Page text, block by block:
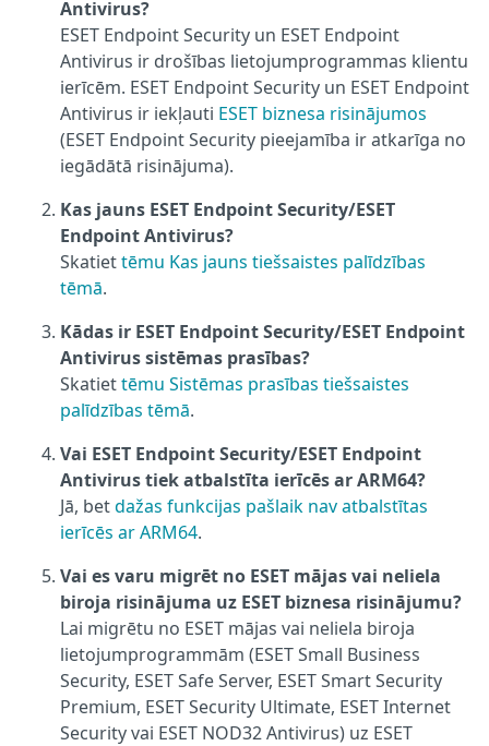
Antivirus?
ESET Endpoint Security un ESET Endpoint
Antivirus ir drošības lietojumprogrammas klientu
ierīcēm. ESET Endpoint Security un ESET Endpoint
Antivirus ir iekļauti ESET biznesa risinājumos
(ESET Endpoint Security pieejamība ir atkarīga no
iegādātā risinājuma).
Kas jauns ESET Endpoint Security/ESET
Endpoint Antivirus?
Skatiettēmu Kas jauns tiešsaistes palīdzības
tēmā.
Kādas ir ESET Endpoint Security/ESET Endpoint
Antivirus sistēmas prasības?
Skatiettēmu Sistēmas prasības tiešsaistes
palīdzības tēmā.
Vai ESET Endpoint Security/ESET Endpoint
Antivirus tiek atbalstīta ierīcēs ar ARM64?
Jā, betdažas funkcijas pašlaik nav atbalstītas
ierīcēs ar ARM64.
Vai es varu migrēt no ESET mājas vai neliela
biroja risinājuma uz ESET biznesa risinājumu?
Lai migrētu no ESET mājas vai neliela biroja
lietojumprogrammām (ESET Small Business
Security, ESET Safe Server, ESET Smart Security
Premium, ESET Security Ultimate, ESET Internet
Security vai ESET NOD32 Antivirus) uz ESET